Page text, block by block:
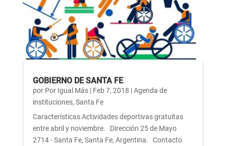
GOBIERNO DE SANTA FE
por Por Igual Más| Feb 7, 2018 |Agenda de
instituciones, Santa Fe
Características Actividades deportivas gratuitas
entre abril y noviembre. Dirección 25 de Mayo
2714 - Santa Fe, Santa Fe, Argentina. Contacto